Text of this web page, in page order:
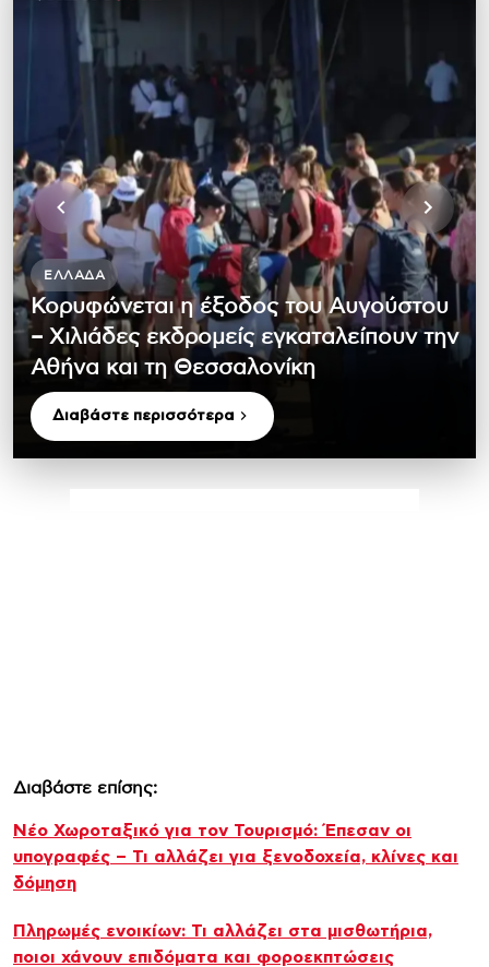
ΕΛΛΆΔΑ
Κορυφώνεται η έξοδος του Αυγούστου
– Χιλιάδες εκδρομείς εγκαταλείπουν την
Αθήνα και τη Θεσσαλονίκη
Διαβάστε περισσότερα
Διαβάστε επίσης:
Νέο Χωροταξικό για τον Τουρισμό: Έπεσαν οι
υπογραφές – Τι αλλάζει για ξενοδοχεία, κλίνες και
δόμηση
Πληρωμές ενοικίων: Τι αλλάζει στα μισθωτήρια,
ποιοι χάνουν επιδόματα και φοροεκπτώσεις